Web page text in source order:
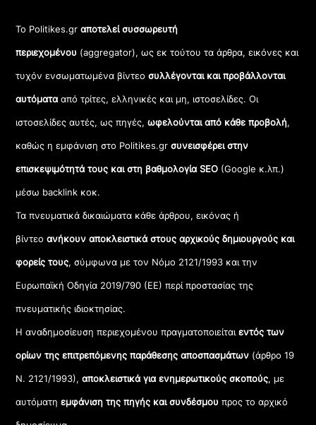
Το Politikes.grαποτελεί συσσωρευτή
περιεχομένου (aggregator), ως εκ τούτου τα άρθρα, εικόνες και
τυχόν ενσωματωμένα βίντεοσυλλέγονται και προβάλλονται
αυτόματααπό τρίτες, ελληνικές και μη, ιστοσελίδες. Οι
ιστοσελίδες αυτές, ως πηγές,ωφελούνται από κάθε προβολή,
καθώς η εμφάνιση στο Politikes.gr συνεισφέρει στην
επισκεψιμότητά τους και στη βαθμολογία SEO (Google κ.λπ.)
μέσω backlink κοκ.
Τα πνευματικά δικαιώματα κάθε άρθρου, εικόνας ή
βίντεοανήκουν αποκλειστικά στους αρχικούς δημιουργούς και
φορείς τους, σύμφωνα με τον Νόμο 2121/1993 και την
Ευρωπαϊκή Οδηγία 2019/790 (ΕΕ) περί προστασίας της
πνευματικής ιδιοκτησίας.
Η αναδημοσίευση περιεχομένου πραγματοποιείταιεντός των
ορίων της επιτρεπόμενης παράθεσης αποσπασμάτων (άρθρο 19
Ν. 2121/1993), αποκλειστικά για ενημερωτικούς σκοπούς, με
αυτόματηεμφάνιση της πηγής και συνδέσμου προς το αρχικό